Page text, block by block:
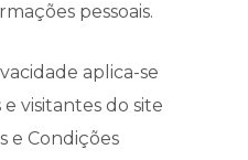
pessoais.
aplica-se
visitantes do site
e Condições